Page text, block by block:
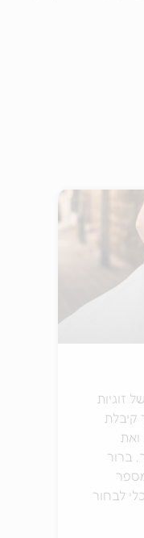
זוגיות
קיבלת
ברור
לבחור